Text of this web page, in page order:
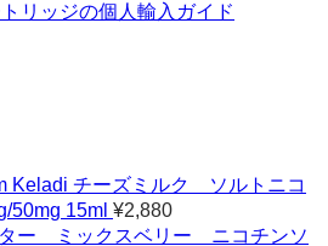
リッジの個人輸入ガイド
Keladi チーズミルク ソルトニコ
50mg 15ml ¥2,880